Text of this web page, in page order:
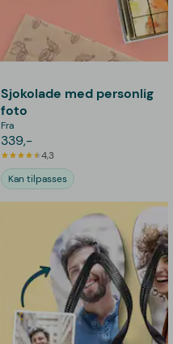
Sjokolade med personlig
foto
Fra
339,-
4,3
Kan tilpasses